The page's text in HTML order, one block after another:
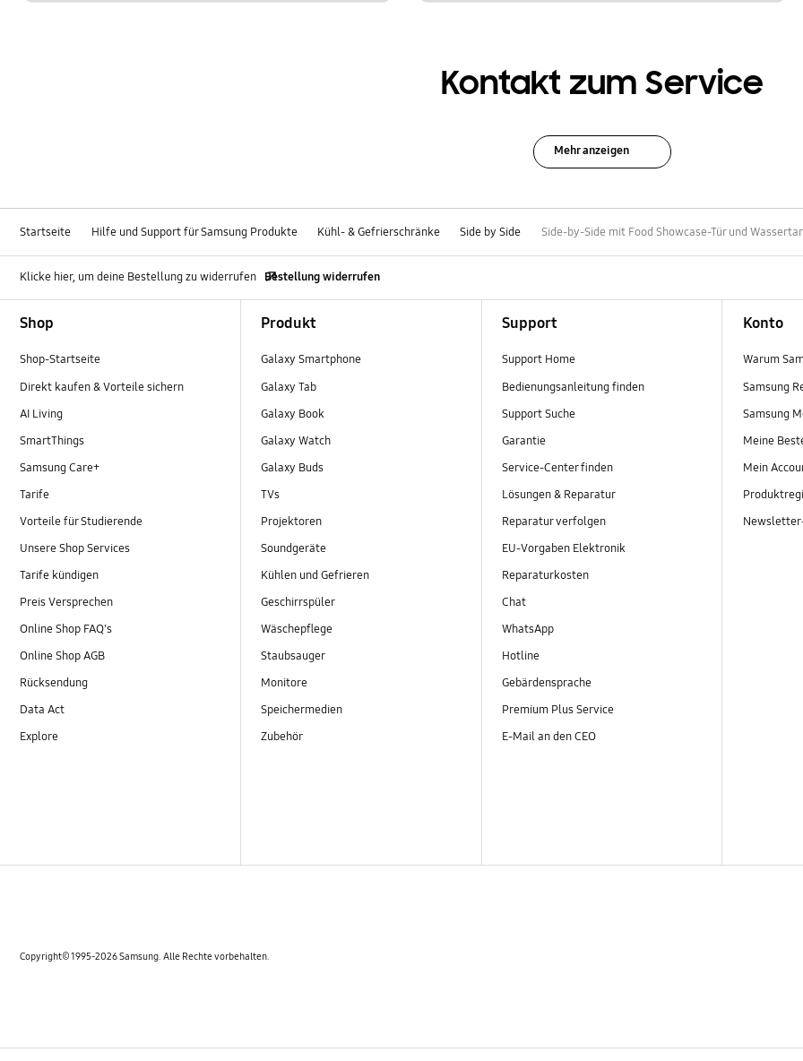
Kontakt zum Service
Mehr anzeigen
Startseite Hilfe und Support für Samsung Produkte Kühl- & Gefrierschränke Side by Side Side-by-Side mit Food Showcase-Tür und
Klicke hier, um deine Bestellung zu widerrufen Bestellung widerrufen
Shop
Shop-Startseite
Direkt kaufen & Vorteile sichern
AI Living
SmartThings
Samsung Care+
Tarife
Vorteile für Studierende
Unsere Shop Services
Tarife kündigen
Preis Versprechen
Online Shop FAQ's
Online Shop AGB
Rücksendung
Data Act
Explore
Produkt
Galaxy Smartphone
Galaxy Tab
Galaxy Book
Galaxy Watch
Galaxy Buds
TVs
Projektoren
Soundgeräte
Kühlen und Gefrieren
Geschirrspüler
Wäschepflege
Staubsauger
Monitore
Speichermedien
Zubehör
Support
Support Home
Bedienungsanleitung finden
Support Suche
Garantie
Service-Center finden
Lösungen & Reparatur
Reparatur verfolgen
EU-Vorgaben Elektronik
Reparaturkosten
Chat
WhatsApp
Hotline
Gebärdensprache
Premium Plus Service
E-Mail an den CEO
Konto
Warum
Samsung
Samsung
Meine
Mein
Copyright© 1995-2026 Samsung. Alle Rechte vorbehalten.